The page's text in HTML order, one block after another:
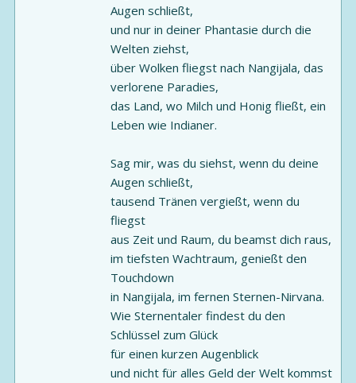
Augen schließt,
und nur in deiner Phantasie durch die
Welten ziehst,
über Wolken fliegst nach Nangijala, das
verlorene Paradies,
das Land, wo Milch und Honig fließt, ein
Leben wie Indianer.
Sag mir, was du siehst, wenn du deine
Augen schließt,
tausend Tränen vergießt, wenn du
fliegst
aus Zeit und Raum, du beamst dich raus,
im tiefsten Wachtraum, genießt den
Touchdown
in Nangijala, im fernen Sternen-Nirvana.
Wie Sternentaler findest du den
Schlüssel zum Glück
für einen kurzen Augenblick
und nicht für alles Geld der Welt kommst